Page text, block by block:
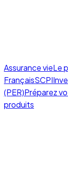
Assurance vieLe
FrançaisSCPI
(PER)Préparez
produits